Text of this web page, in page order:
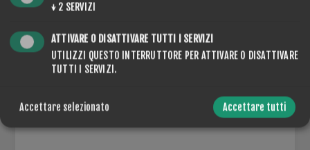
NEWSLETTER
↓ 2 SERVIZI
ATTIVARE O DISATTIVARE TUTTI I SERVIZI
UTILIZZI QUESTO INTERRUTTORE PER ATTIVARE O DISATTIVARE
TUTTI I SERVIZI.
Accettare selezionato Accettare tutti